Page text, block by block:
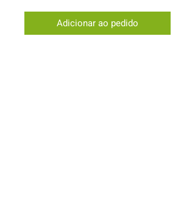
Adicionar ao pedido